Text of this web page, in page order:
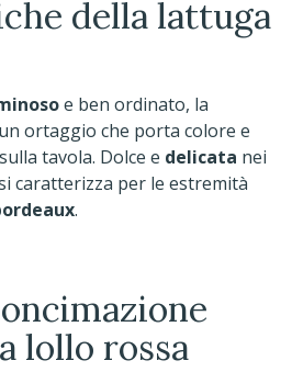
della lattuga
e ben ordinato, la
ortaggio che porta colore e
sulla tavola. Dolce e delicata nei
caratterizza per le estremità
.
lollo rossa